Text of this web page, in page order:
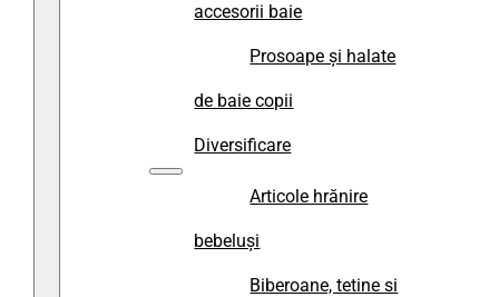
accesorii baie
Prosoape și halate
de baie copii
Diversificare
Articole hrănire
bebeluși
Biberoane, tetine si